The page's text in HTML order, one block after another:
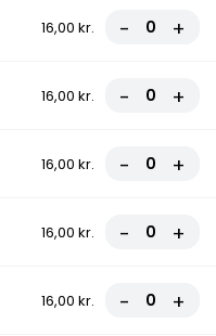
16,00 kr. - +
16,00 kr. - +
16,00 kr. - +
16,00 kr. - +
16,00 kr. - +